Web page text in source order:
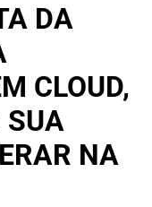
DA
CLOUD,
SUA
NA